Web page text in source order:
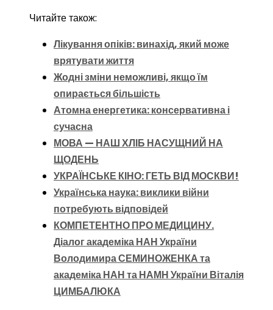
Читайте також:
Лікування опіків: винахід, який може
врятувати життя
Жодні зміни неможливі, якщо їм
опирається більшість
Атомна енергетика: консервативна і
сучасна
МОВА — НАШ ХЛІБ НАСУЩНИЙ НА
ЩОДЕНЬ
УКРАЇНСЬКЕ КІНО: ГЕТЬ ВІД МОСКВИ!
Українська наука: виклики війни
потребують відповідей
КОМПЕТЕНТНО ПРО МЕДИЦИНУ.
Діалог академіка НАН України
Володимира СЕМИНОЖЕНКА та
академіка НАН та НАМН України Віталія
ЦИМБАЛЮКА